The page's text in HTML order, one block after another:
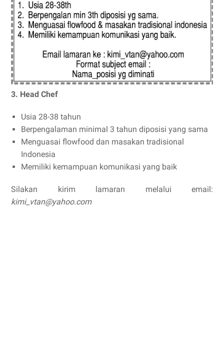
3. Head Chef
Usia 28-38 tahun
Berpengalaman minimal 3 tahun diposisi yang sama
Menguasai flowfood dan masakan tradisional
Indonesia
Memiliki kemampuan komunikasi yang baik
Silakan kirim lamaran melalui email:
kimi_vtan@yahoo.com